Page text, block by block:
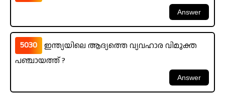
5030
ഇന്ത്യയിലെ ആദ്യത്തെ വ്യവഹാര വിമുക്ത
പഞ്ചായത്ത് ?